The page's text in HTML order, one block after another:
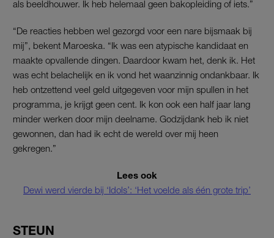
als beeldhouwer. Ik heb helemaal geen bakopleiding of iets.”
“De reacties hebben wel gezorgd voor een nare bijsmaak bij
mij”, bekent Maroeska. “Ik was een atypische kandidaat en
maakte opvallende dingen. Daardoor kwam het, denk ik. Het
was echt belachelijk en ik vond het waanzinnig ondankbaar. Ik
heb ontzettend veel geld uitgegeven voor mijn spullen in het
programma, je krijgt geen cent. Ik kon ook een half jaar lang
minder werken door mijn deelname. Godzijdank heb ik niet
gewonnen, dan had ik echt de wereld over mij heen
gekregen.”
Lees ook
Dewi werd vierde bij ‘Idols’: ‘Het voelde als één grote trip’
STEUN